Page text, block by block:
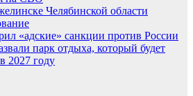
Челябинской области
«адские» санкции против России
парк отдыха, который будет
2027 году